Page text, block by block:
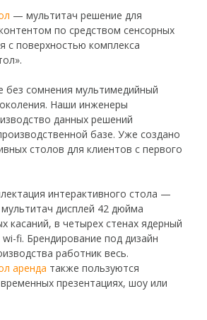
— мультитач решение для
по средством сенсорных
с поверхностью комплекса
без сомнения мультимедийный
Наши инженеры
данных решений
базе. Уже создано
столов для клиентов с первого
интерактивного стола —
дисплей 42 дюйма
касаний, в четырех стенах ядерный
fi. Брендирование под дизайн
работник весь.
аренда также пользуются
презентациях, шоу или